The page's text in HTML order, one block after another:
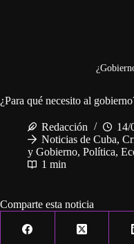
¿Para qué necesito al
Redacción
14/
Noticias de Cuba,
y Gobierno, Política,
1 min
Comparte esta noticia